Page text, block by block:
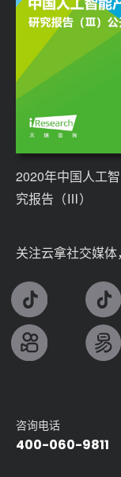
2020年中国人工
究报告（Ⅲ）
关注云拿社交媒
咨询电话
400-060-9811